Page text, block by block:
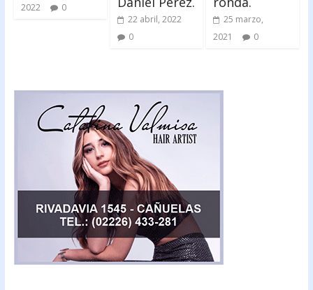
2022 0
22 abril, 2022
0
25 marzo,
2021
0